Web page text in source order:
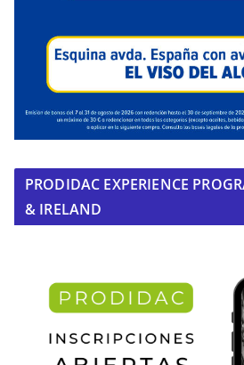
PRODIDAC EXPERIENCE
& IRELAND